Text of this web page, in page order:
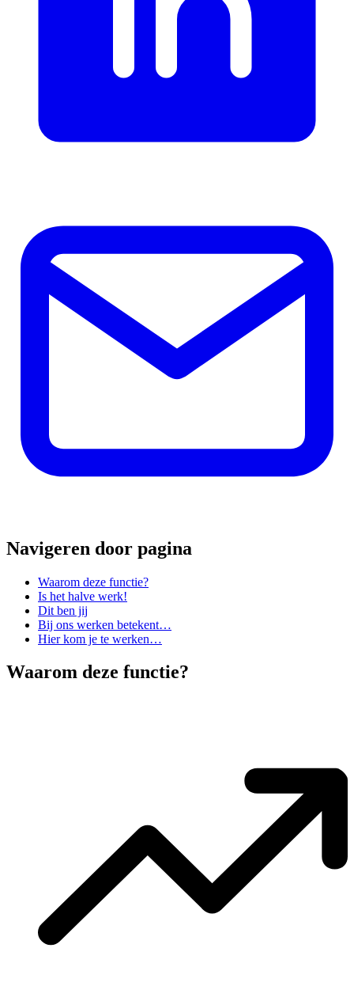
Navigeren door pagina
Waarom deze functie?
Is het halve werk!
Dit ben jij
Bij ons werken betekent…
Hier kom je te werken…
Waarom deze functie?